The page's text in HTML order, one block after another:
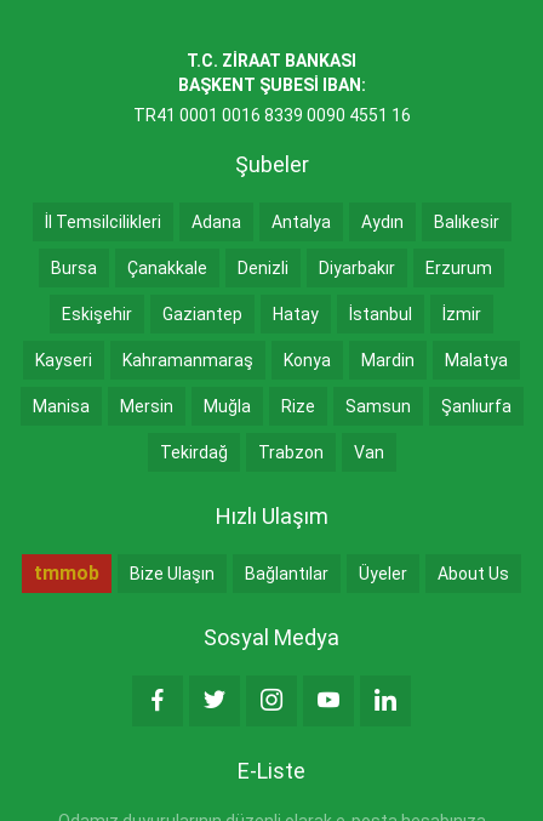
T.C. ZİRAAT BANKASI
BAŞKENT ŞUBESİ IBAN:
TR41 0001 0016 8339 0090 4551 16
Şubeler
İl Temsilcilikleri Adana Antalya Aydın Balıkesir
Bursa Çanakkale Denizli Diyarbakır Erzurum
Eskişehir Gaziantep Hatay İstanbul İzmir
Kayseri Kahramanmaraş Konya Mardin Malatya
Manisa Mersin Muğla Rize Samsun Şanlıurfa
Tekirdağ Trabzon Van
Hızlı Ulaşım
tmmob Bize Ulaşın Bağlantılar Üyeler About Us
Sosyal Medya
E-Liste